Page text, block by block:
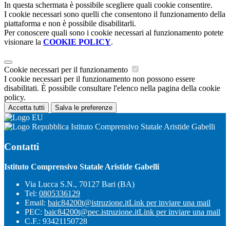
In questa schermata è possibile scegliere quali cookie consentire.
I cookie necessari sono quelli che consentono il funzionamento della
piattaforma e non è possibile disabilitarli.
Per conoscere quali sono i cookie necessari al funzionamento potete
visionare la COOKIE POLICY.
Cookie necessari per il funzionamento
I cookie necessari per il funzionamento non possono essere
disabilitati. È possibile consultare l'elenco nella pagina della cookie
policy.
Accetta tutti Salva le preferenze
Istituto Comprensivo Statale Aristide Gabelli
Contatti
Istituto Comprensivo Statale Aristide Gabelli
Via Lucca S.N., 70127 Bari (BA)
Tel: 0805336129
Email: baic84200t@istruzione.itLink per inviare una mail
PEC: baic84200t@pec.istruzione.itLink per inviare una mail
C.F.: 93421150728